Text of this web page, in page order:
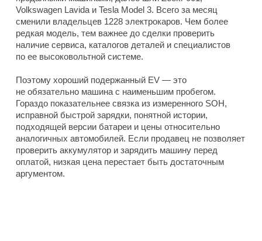
Volkswagen Lavida и Tesla Model 3. Всего за месяц
сменили владельцев 1228 электрокаров. Чем более
редкая модель, тем важнее до сделки проверить
наличие сервиса, каталогов деталей и специалистов
по ее высоковольтной системе.
Поэтому хороший подержанный EV — это
не обязательно машина с наименьшим пробегом.
Гораздо показательнее связка из измеренного SOH,
исправной быстрой зарядки, понятной истории,
подходящей версии батареи и цены относительно
аналогичных автомобилей. Если продавец не позволяет
проверить аккумулятор и зарядить машину перед
оплатой, низкая цена перестает быть достаточным
аргументом.